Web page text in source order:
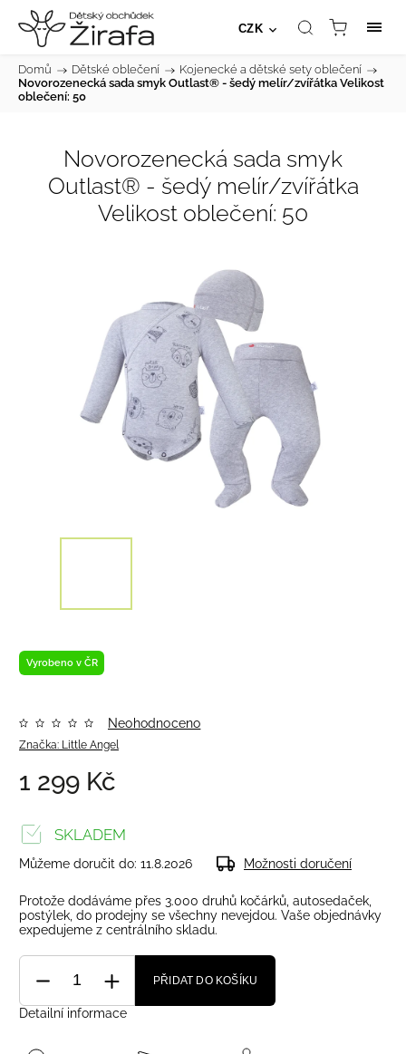
CZK
Domů / Dětské oblečení / Kojenecké a dětské sety oblečení /
Novorozenecká sada smyk Outlast® - šedý melír/zvířátka Velikost
oblečení: 50
Novorozenecká sada smyk
Outlast® - šedý melír/zvířátka
Velikost oblečení: 50
Vyrobeno v ČR
Značka: Little Angel
Neohodnoceno
1 299 Kč
SKLADEM
Můžeme doručit do: 11.8.2026 Možnosti doručení
Protože dodáváme přes 3.000 druhů kočárků, autosedaček,
postýlek, do prodejny se všechny nevejdou. Vaše objednávky
expedujeme z centrálního skladu.
PŘIDAT DO KOŠÍKU
Detailní informace